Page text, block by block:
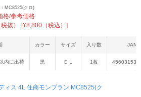
MC8525(クロ)
格/参考価格
税抜） [¥8,800（税込）]
カラー サイズ 入り数 JAN
内に出荷 黒 ＥＬ 1枚
ィス 4L 住商モンブラン MC8525(ク